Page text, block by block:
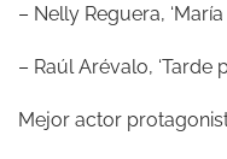
– Nelly Reguera,
– Raúl Arévalo, ‘Tarde
Mejor actor